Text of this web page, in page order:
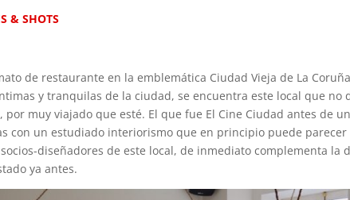
& SHOTS
de restaurante en la emblemática Ciudad Vieja de La
y tranquilas de la ciudad, se encuentra este local que no
muy viajado que esté. El que fue El Cine Ciudad antes de
con un estudiado interiorismo que en principio puede parecer
diseñadores de este local, de inmediato complementa la
ya antes.